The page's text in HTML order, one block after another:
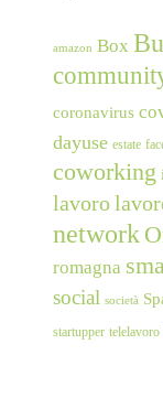
amazon Box
coronavirus
dayuse estate
coworking
lavoro
network
romagna
social società
startupper telelavoro